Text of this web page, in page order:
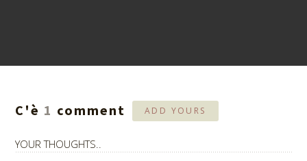
C'è 1 comment ADD YOURS